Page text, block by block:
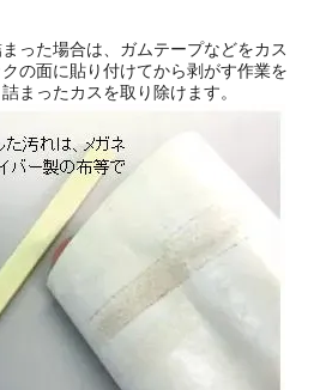
った場合は、ガムテープなどをカス
の面に貼り付けてから剥がす作業を
まったカスを取り除けます。